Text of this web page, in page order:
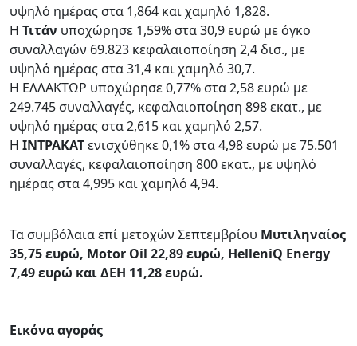
υψηλό ημέρας στα 1,864 και χαμηλό 1,828.
Η Τιτάν υποχώρησε 1,59% στα 30,9 ευρώ με όγκο
συναλλαγών 69.823 κεφαλαιοποίηση 2,4 δισ., με
υψηλό ημέρας στα 31,4 και χαμηλό 30,7.
Η ΕΛΛΑΚΤΩΡ υποχώρησε 0,77% στα 2,58 ευρώ με
249.745 συναλλαγές, κεφαλαιοποίηση 898 εκατ., με
υψηλό ημέρας στα 2,615 και χαμηλό 2,57.
Η ΙΝΤΡΑΚΑΤενισχύθηκε 0,1% στα 4,98 ευρώ με 75.501
συναλλαγές, κεφαλαιοποίηση 800 εκατ., με υψηλό
ημέρας στα 4,995 και χαμηλό 4,94.
Τα συμβόλαια επί μετοχών Σεπτεμβρίου Μυτιληναίος
35,75 ευρώ, Motor Oil 22,89 ευρώ, HelleniQ Energy
7,49 ευρώ και ΔΕΗ 11,28 ευρώ.
Εικόνα αγοράς